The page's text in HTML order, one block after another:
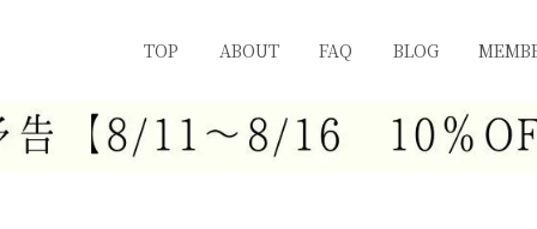
TOP ABOUT FAQ BLOG